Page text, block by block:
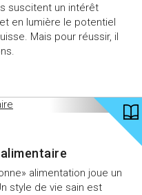
suscitent un intérêt
en lumière le potentiel
Mais pour réussir, il
alimentation joue un
style de vie sain est